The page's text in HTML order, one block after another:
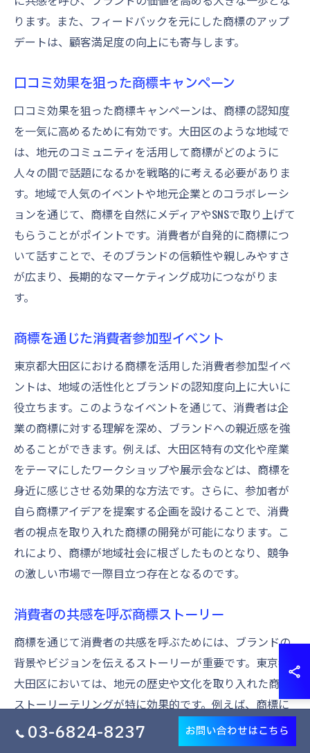
ります。また、フィードバックを元にした商標のアップ
デートは、顧客満足度の向上にも寄与します。
口コミ効果を狙った商標キャンペーン
口コミ効果を狙った商標キャンペーンは、商標の認知度
を一気に高めるために有効です。大田区のような地域で
は、地元のコミュニティを活用して商標がどのように
人々の間で話題になるかを戦略的に考える必要がありま
す。地域で人気のイベントや地元企業とのコラボレーシ
ョンを通じて、商標を自然にメディアやSNSで取り上げて
もらうことがポイントです。消費者が自発的に商標につ
いて話すことで、そのブランドの信頼性や親しみやすさ
が広まり、長期的なマーケティング成功につながりま
す。
商標を通じた消費者参加型イベント
東京都大田区における商標を活用した消費者参加型イベ
ントは、地域の活性化とブランドの認知度向上に大いに
役立ちます。このようなイベントを通じて、消費者は企
業の商標に対する理解を深め、ブランドへの親近感を強
めることができます。例えば、大田区特有の文化や産業
をテーマにしたワークショップや展示会などは、商標を
身近に感じさせる効果的な方法です。さらに、参加者が
自ら商標アイデアを提案する企画を設けることで、消費
者の視点を取り入れた商標の開発が可能になります。こ
れにより、商標が地域社会に根ざしたものとなり、競争
の激しい市場で一際目立つ存在となるのです。
消費者の共感を呼ぶ商標ストーリー
商標を通じて消費者の共感を呼ぶためには、ブランドの
背景やビジョンを伝えるストーリーが重要です。東京都
大田区においては、地元の歴史や文化を取り入れた商標
ストーリーテリングが特に効果的です。例えば、商標に
地域特有のモチーフや歴史的背景を盛り込むことで、消
費者にとって親しみやすく、記憶に残る存在となりま
03-6824-8237 お問い合わせはこちら